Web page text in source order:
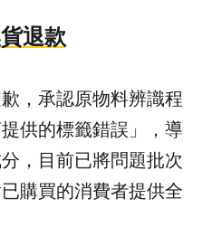
退款
，承認原物料辨識程
供的標籤錯誤」，導
，目前已將問題批次
購買的消費者提供全